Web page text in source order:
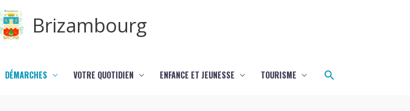
Brizambourg
DÉMARCHES VOTRE QUOTIDIEN ENFANCE ET JEUNESSE TOURISME Rechercher